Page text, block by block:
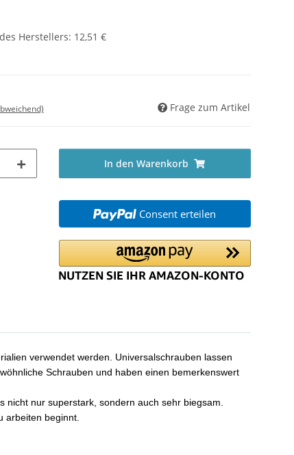
Herstellers: 12,51 €
Frage zum Artikel
In den Warenkorb
Consent erteilen
verwendet werden. Universalschrauben lassen
Schrauben und haben einen bemerkenswert
nur superstark, sondern auch sehr biegsam.
arbeiten beginnt.